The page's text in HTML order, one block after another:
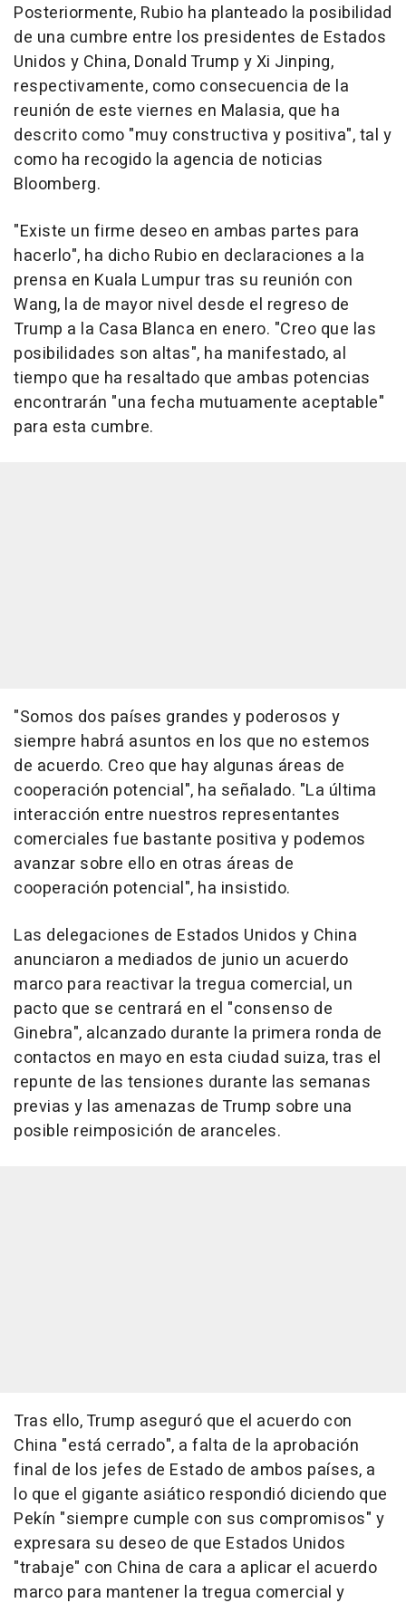
Posteriormente, Rubio ha planteado la posibilidad
de una cumbre entre los presidentes de Estados
Unidos y China, Donald Trump y Xi Jinping,
respectivamente, como consecuencia de la
reunión de este viernes en Malasia, que ha
descrito como "muy constructiva y positiva", tal y
como ha recogido la agencia de noticias
Bloomberg.
"Existe un firme deseo en ambas partes para
hacerlo", ha dicho Rubio en declaraciones a la
prensa en Kuala Lumpur tras su reunión con
Wang, la de mayor nivel desde el regreso de
Trump a la Casa Blanca en enero. "Creo que las
posibilidades son altas", ha manifestado, al
tiempo que ha resaltado que ambas potencias
encontrarán "una fecha mutuamente aceptable"
para esta cumbre.
"Somos dos países grandes y poderosos y
siempre habrá asuntos en los que no estemos
de acuerdo. Creo que hay algunas áreas de
cooperación potencial", ha señalado. "La última
interacción entre nuestros representantes
comerciales fue bastante positiva y podemos
avanzar sobre ello en otras áreas de
cooperación potencial", ha insistido.
Las delegaciones de Estados Unidos y China
anunciaron a mediados de junio un acuerdo
marco para reactivar la tregua comercial, un
pacto que se centrará en el "consenso de
Ginebra", alcanzado durante la primera ronda de
contactos en mayo en esta ciudad suiza, tras el
repunte de las tensiones durante las semanas
previas y las amenazas de Trump sobre una
posible reimposición de aranceles.
Tras ello, Trump aseguró que el acuerdo con
China "está cerrado", a falta de la aprobación
final de los jefes de Estado de ambos países, a
lo que el gigante asiático respondió diciendo que
Pekín "siempre cumple con sus compromisos" y
expresara su deseo de que Estados Unidos
"trabaje" con China de cara a aplicar el acuerdo
marco para mantener la tregua comercial y